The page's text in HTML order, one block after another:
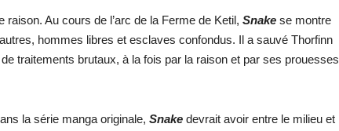
Au cours de l’arc de la Ferme de Ketil, Snake se montre
hommes libres et esclaves confondus. Il a sauvé Thorfinn
traitements brutaux, à la fois par la raison et par ses prouesses
la série manga originale, Snake devrait avoir entre le milieu et